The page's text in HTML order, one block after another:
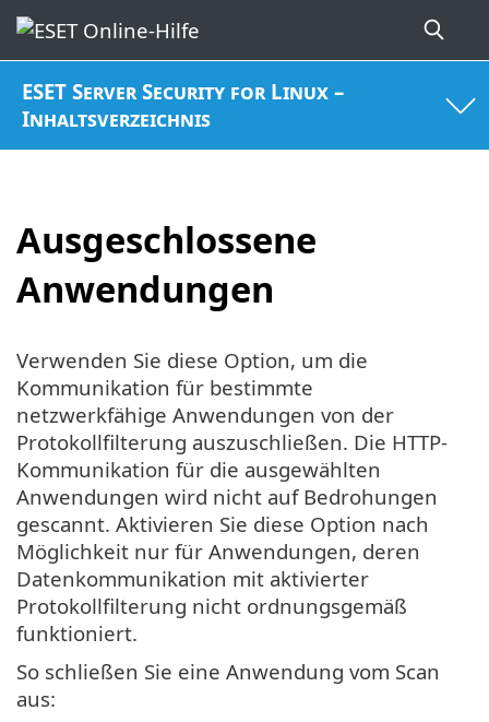
ESET Server Security for Linux –
Inhaltsverzeichnis
Ausgeschlossene
Anwendungen
Verwenden Sie diese Option, um die
Kommunikation für bestimmte
netzwerkfähige Anwendungen von der
Protokollfilterung auszuschließen. Die HTTP-
Kommunikation für die ausgewählten
Anwendungen wird nicht auf Bedrohungen
gescannt. Aktivieren Sie diese Option nach
Möglichkeit nur für Anwendungen, deren
Datenkommunikation mit aktivierter
Protokollfilterung nicht ordnungsgemäß
funktioniert.
So schließen Sie eine Anwendung vom Scan
aus: